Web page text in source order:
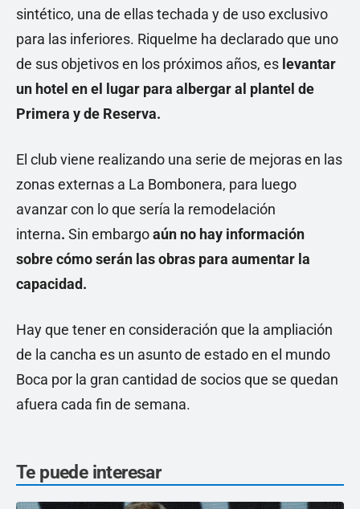
sintético, una de ellas techada y de uso exclusivo
para las inferiores. Riquelme ha declarado que uno
de sus objetivos en los próximos años, es levantar
un hotel en el lugar para albergar al plantel de
Primera y de Reserva.
El club viene realizando una serie de mejoras en las
zonas externas a La Bombonera, para luego
avanzar con lo que sería la remodelación
interna. Sin embargoaún no hay información
sobre cómo serán las obras para aumentar la
capacidad.
Hay que tener en consideración que la ampliación
de la cancha es un asunto de estado en el mundo
Boca por la gran cantidad de socios que se quedan
afuera cada fin de semana.
Te puede interesar